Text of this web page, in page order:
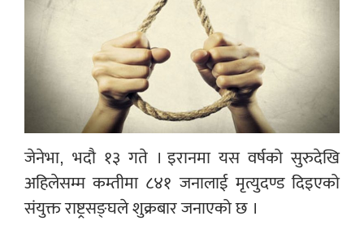
जेनेभा, भदौ १३ गते । इरानमा यस वर्षको सुरुदेखि
अहिलेसम्म कम्तीमा ८४१ जनालाई मृत्युदण्ड दिइएको
संयुक्त राष्ट्रसङ्घले शुक्रबार जनाएको छ ।